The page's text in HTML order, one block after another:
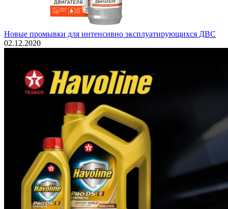
Новые промывки для интенсивно эксплуатирующихся ДВС
02.12.2020